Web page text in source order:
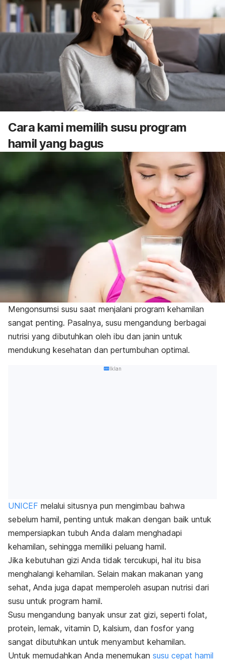
Cara kami memilih susu program
hamil yang bagus
Mengonsumsi susu saat menjalani program kehamilan
sangat penting. Pasalnya, susu mengandung berbagai
nutrisi yang dibutuhkan oleh ibu dan janin untuk
mendukung kesehatan dan pertumbuhan optimal.
Iklan
UNICEF melalui situsnya pun mengimbau bahwa
sebelum hamil, penting untuk makan dengan baik untuk
mempersiapkan tubuh Anda dalam menghadapi
kehamilan, sehingga memiliki peluang hamil.
Jika kebutuhan gizi Anda tidak tercukupi, hal itu bisa
menghalangi kehamilan. Selain makan makanan yang
sehat, Anda juga dapat memperoleh asupan nutrisi dari
susu untuk program hamil.
Susu mengandung banyak unsur zat gizi, seperti folat,
protein, lemak, vitamin D, kalsium, dan fosfor yang
sangat dibutuhkan untuk menyambut kehamilan.
Untuk memudahkan Anda menemukan susu cepat hamil